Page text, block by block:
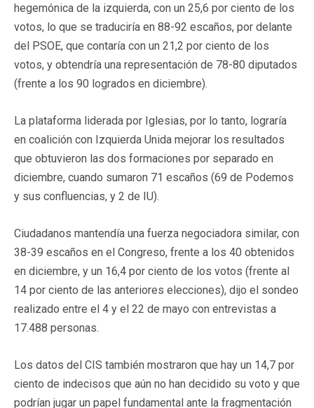
hegemónica de la izquierda, con un 25,6 por ciento de los
votos, lo que se traduciría en 88-92 escaños, por delante
del PSOE, que contaría con un 21,2 por ciento de los
votos, y obtendría una representación de 78-80 diputados
(frente a los 90 logrados en diciembre).
La plataforma liderada por Iglesias, por lo tanto, lograría
en coalición con Izquierda Unida mejorar los resultados
que obtuvieron las dos formaciones por separado en
diciembre, cuando sumaron 71 escaños (69 de Podemos
y sus confluencias, y 2 de IU).
Ciudadanos mantendía una fuerza negociadora similar, con
38-39 escaños en el Congreso, frente a los 40 obtenidos
en diciembre, y un 16,4 por ciento de los votos (frente al
14 por ciento de las anteriores elecciones), dijo el sondeo
realizado entre el 4 y el 22 de mayo con entrevistas a
17.488 personas.
Los datos del CIS también mostraron que hay un 14,7 por
ciento de indecisos que aún no han decidido su voto y que
podrían jugar un papel fundamental ante la fragmentación